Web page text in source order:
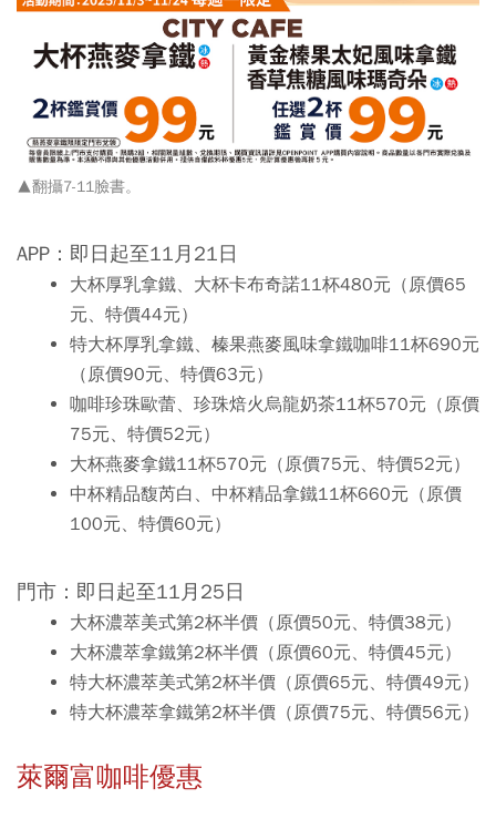
▲翻攝7-11臉書。
APP：即日起至11月21日
大杯厚乳拿鐵、大杯卡布奇諾11杯480元（原價65
元、特價44元）
特大杯厚乳拿鐵、榛果燕麥風味拿鐵咖啡11杯690元
（原價90元、特價63元）
咖啡珍珠歐蕾、珍珠焙火烏龍奶茶11杯570元（原價
75元、特價52元）
大杯燕麥拿鐵11杯570元（原價75元、特價52元）
中杯精品馥芮白、中杯精品拿鐵11杯660元（原價
100元、特價60元）
門市：即日起至11月25日
大杯濃萃美式第2杯半價（原價50元、特價38元）
大杯濃萃拿鐵第2杯半價（原價60元、特價45元）
特大杯濃萃美式第2杯半價（原價65元、特價49元）
特大杯濃萃拿鐵第2杯半價（原價75元、特價56元）
萊爾富咖啡優惠